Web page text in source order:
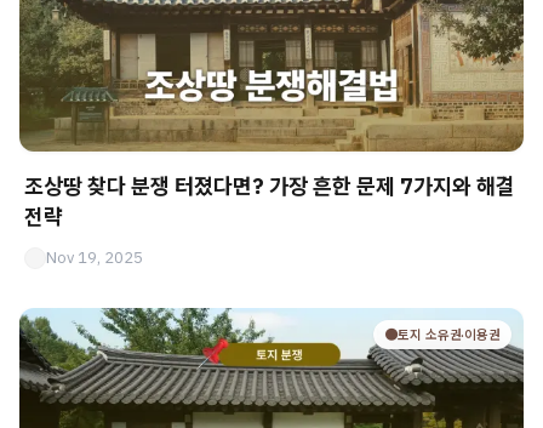
조상땅 찾다 분쟁 터졌다면? 가장 흔한 문제 7가지와 해결
전략
Nov 19, 2025
🟤토지 소유권·이용권